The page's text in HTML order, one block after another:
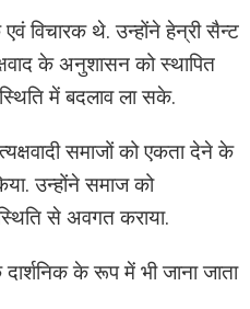
विचारक थे. उन्होंने हेन्री सैन्ट
के अनुशासन को स्थापित
में बदलाव ला सके.
समाजों को एकता देने के
उन्होंने समाज को
से अवगत कराया.
के रूप में भी जाना जाता